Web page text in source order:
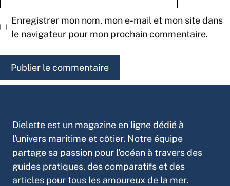
Enregistrer mon nom, mon e-mail et mon site dans
le navigateur pour mon prochain commentaire.
Dielette est un magazine en ligne dédié à
l'univers maritime et côtier. Notre équipe
partage sa passion pour l'océan à travers des
guides pratiques, des comparatifs et des
articles pour tous les amoureux de la mer.